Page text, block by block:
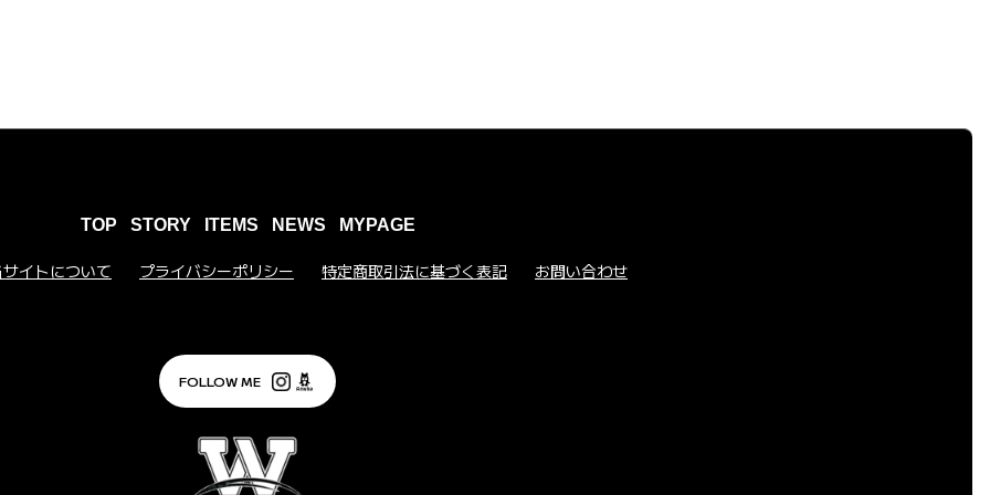
TOP STORY ITEMS NEWS MYPAGE
サイトについて プライバシーポリシー 特定商取引法に基づく表記 お問い合わせ
FOLLOW ME